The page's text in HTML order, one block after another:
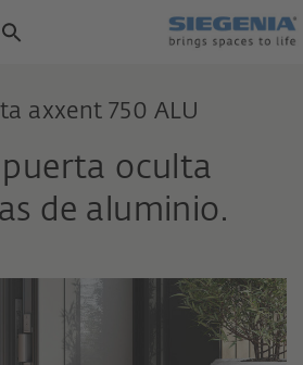
axxent 750 ALU
puerta oculta
de aluminio.